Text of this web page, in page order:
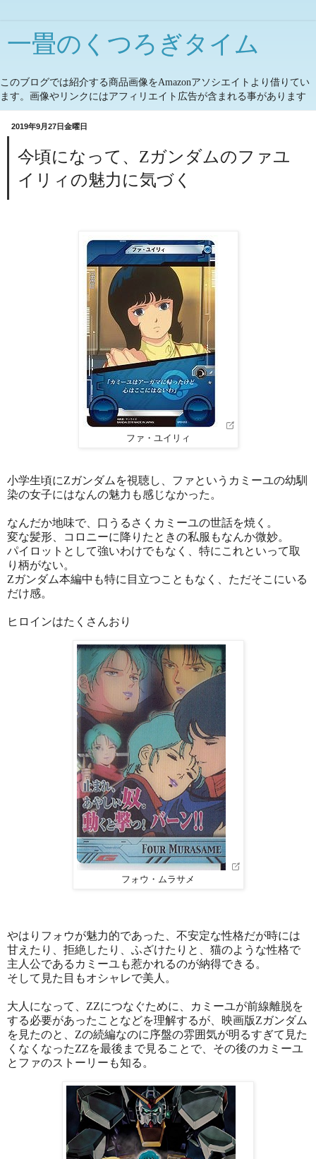
一畳のくつろぎタイム
このブログでは紹介する商品画像をAmazonアソシエイトより借りてい
ます。画像やリンクにはアフィリエイト広告が含まれる事があります
2019年9月27日金曜日
今頃になって、Zガンダムのファユ
イリィの魅力に気づく
ファ・ユイリィ
小学生頃にZガンダムを視聴し、ファというカミーユの幼馴
染の女子にはなんの魅力も感じなかった。
なんだか地味で、口うるさくカミーユの世話を焼く。
変な髪形、コロニーに降りたときの私服もなんか微妙。
パイロットとして強いわけでもなく、特にこれといって取
り柄がない。
Zガンダム本編中も特に目立つこともなく、ただそこにいる
だけ感。
ヒロインはたくさんおり
フォウ・ムラサメ
やはりフォウが魅力的であった、不安定な性格だが時には
甘えたり、拒絶したり、ふざけたりと、猫のような性格で
主人公であるカミーユも惹かれるのが納得できる。
そして見た目もオシャレで美人。
大人になって、ZZにつなぐために、カミーユが前線離脱を
する必要があったことなどを理解するが、映画版Zガンダム
を見たのと、Zの続編なのに序盤の雰囲気が明るすぎて見た
くなくなったZZを最後まで見ることで、その後のカミーユ
とファのストーリーも知る。